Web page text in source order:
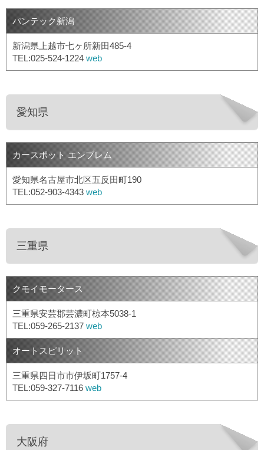
バンテック新潟
新潟県上越市七ヶ所新田485-4
TEL:025-524-1224 web
愛知県
カースポット エンブレム
愛知県名古屋市北区五反田町190
TEL:052-903-4343 web
三重県
クモイモータース
三重県安芸郡芸濃町椋本5038-1
TEL:059-265-2137 web
オートスピリット
三重県四日市市伊坂町1757-4
TEL:059-327-7116 web
大阪府